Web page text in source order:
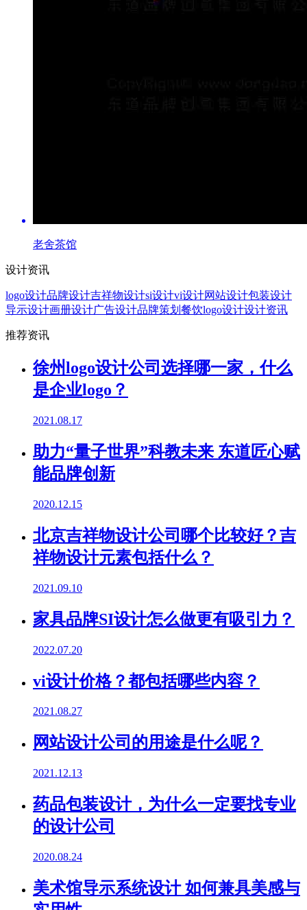
老舍茶馆
设计资讯
logo设计品牌设计吉祥物设计si设计vi设计网站设计包装设计
导示设计画册设计广告设计品牌策划 餐饮logo设计设计资讯
推荐资讯
徐州logo设计公司选择哪一家，什么
是企业logo？
2021.08.17
助力“量子世界”科教未来 东道匠心赋
能品牌创新
2020.12.15
北京吉祥物设计公司哪个比较好？吉
祥物设计元素包括什么？
2021.09.10
家具品牌SI设计怎么做更有吸引力？
2022.07.20
vi设计价格？都包括哪些内容？
2021.08.27
网站设计公司的用途是什么呢？
2021.12.13
药品包装设计，为什么一定要找专业
的设计公司
2020.08.24
美术馆导示系统设计 如何兼具美感与